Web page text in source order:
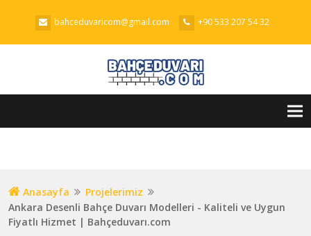
bahceduvaricom@gmail.com +90 533 207 54 32
Anasayfa
Projelerimiz
Ankara Desenli Bahçe Duvarı Modelleri - Kaliteli ve Uygun
Fiyatlı Hizmet | Bahçeduvarı.com